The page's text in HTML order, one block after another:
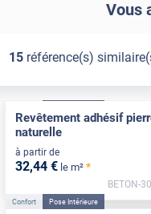
Vous
15référence(s)
Revêtement adhésif
naturelle
à partir de
32,44 € le m² *
BETON-
Confort Pose Intérieure